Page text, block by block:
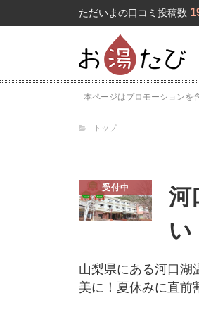
ただいまの口コミ投稿数
本ページはプロモーションを
トップ
受付中
河
い
山梨県にある河口湖
美に！夏休みに直前